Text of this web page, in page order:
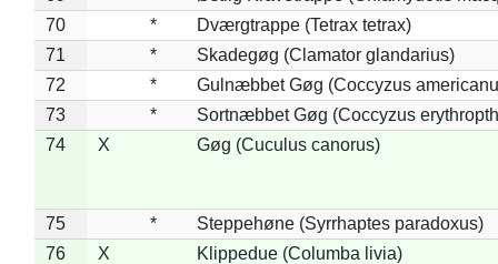
70
*
Dværgtrappe (Tetrax tetrax)
71
*
Skadegøg (Clamator glandarius)
72
*
Gulnæbbet Gøg (Coccyzus
73
*
Sortnæbbet Gøg (Coccyzus
74
X Gøg (Cuculus canorus)
75 *
Steppehøne (Syrrhaptes paradoxus)
76
X Klippedue (Columba livia)